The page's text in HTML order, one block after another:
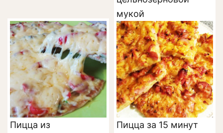
мукой
Пицца из
Пицца за 15 минут